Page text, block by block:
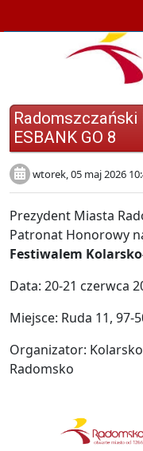
ESBANK GO 8
wtorek, 05 maj 2026
Prezydent Miasta
Patronat Honorowy
Festiwalem
Data: 20-21 czerwca
Miejsce: Ruda 11, 97-
Organizator:
Radomsko